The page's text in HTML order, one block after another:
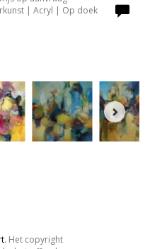
| Acryl | Op doek
. Het copyright